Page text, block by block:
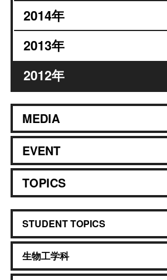
2014年
2013年
2012年
MEDIA
EVENT
TOPICS
STUDENT TOPICS
生物工学科